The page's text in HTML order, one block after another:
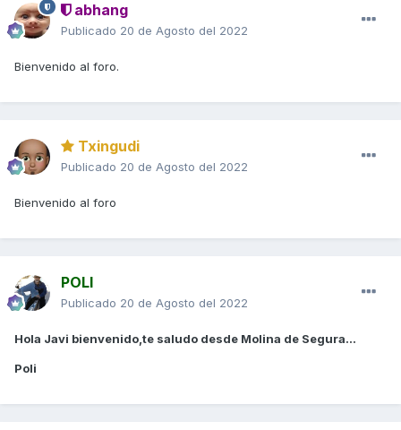
abhang
Publicado 20 de Agosto del 2022
Bienvenido al foro.
Txingudi
Publicado 20 de Agosto del 2022
Bienvenido al foro
POLI
Publicado 20 de Agosto del 2022
Hola Javi bienvenido,te saludo desde Molina de Segura...
Poli